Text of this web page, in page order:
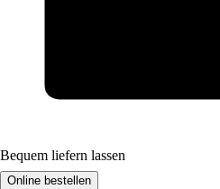
Bequem liefern lassen
Online bestellen